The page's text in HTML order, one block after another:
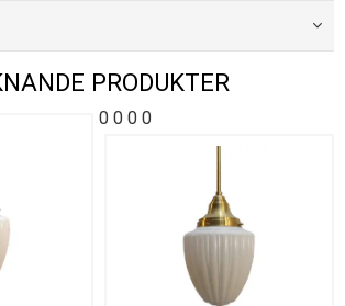
PRODUKTER
0 0 0 0